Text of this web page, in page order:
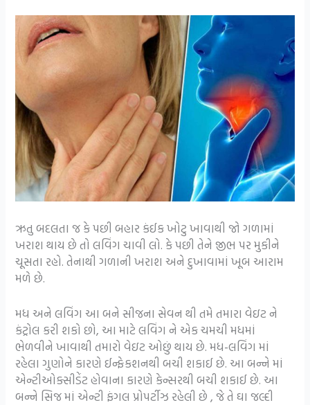
ઋતુ બદલતા જ કે પછી બહાર કંઈક ખોટુ ખાવાથી જો ગળામાં
ખરાશ થાય છે તો લવિંગ ચાવી લો. કે પછી તેને જીભ પર મુકીને
ચૂસતા રહો. તેનાથી ગળાની ખરાશ અને દુખાવામાં ખૂબ આરામ
મળે છે.
મધ અને લવિંગ આ બને સીજના સેવન થી તમે તમારા વેઇટ ને
કંટ્રોલ કરી શકો છો, આ માટે લવિંગ ને એક ચમચી મધમાં
ભેળવીને ખાવાથી તમારો વેઇટ ઓછું થાય છે. મધ-લવિંગ માં
રહેલા ગુણોને કારણે ઈન્ફેકશનથી બચી શકાઈ છે. આ બન્ને માં
એન્ટીઓક્સીડેંટ હોવાના કારણે કેન્સરથી બચી શકાઈ છે. આ
બન્ને સિજ માં એન્ટી ફંગલ પ્રોપર્ટીઝ રહેલી છે , જે તે ઘા જલ્દી